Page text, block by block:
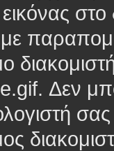
με
Δεν
σας